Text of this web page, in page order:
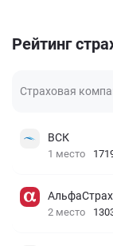
Рейтинг
Страховая
ВСК
1 место
2 место